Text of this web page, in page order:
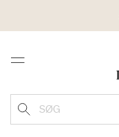
Menu
SØG